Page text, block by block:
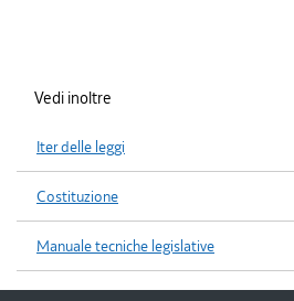
Vedi inoltre
Iter delle leggi
Costituzione
Manuale tecniche legislative